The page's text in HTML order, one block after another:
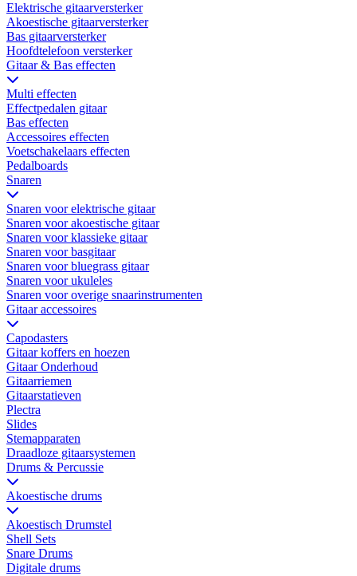
Elektrische gitaarversterker
Akoestische gitaarversterker
Bas gitaarversterker
Hoofdtelefoon versterker
Gitaar & Bas effecten
Multi effecten
Effectpedalen gitaar
Bas effecten
Accessoires effecten
Voetschakelaars effecten
Pedalboards
Snaren
Snaren voor elektrische gitaar
Snaren voor akoestische gitaar
Snaren voor klassieke gitaar
Snaren voor basgitaar
Snaren voor bluegrass gitaar
Snaren voor ukuleles
Snaren voor overige snaarinstrumenten
Gitaar accessoires
Capodasters
Gitaar koffers en hoezen
Gitaar Onderhoud
Gitaarriemen
Gitaarstatieven
Plectra
Slides
Stemapparaten
Draadloze gitaarsystemen
Drums & Percussie
Akoestische drums
Akoestisch Drumstel
Shell Sets
Snare Drums
Digitale drums